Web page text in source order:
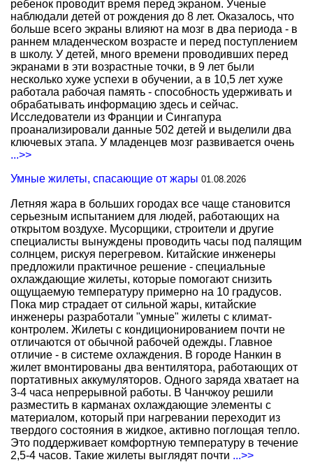
ребенок проводит время перед экраном. Ученые
наблюдали детей от рождения до 8 лет. Оказалось, что
больше всего экраны влияют на мозг в два периода - в
раннем младенческом возрасте и перед поступлением
в школу. У детей, много времени проводивших перед
экранами в эти возрастные точки, в 9 лет были
несколько хуже успехи в обучении, а в 10,5 лет хуже
работала рабочая память - способность удерживать и
обрабатывать информацию здесь и сейчас.
Исследователи из Франции и Сингапура
проанализировали данные 502 детей и выделили два
ключевых этапа. У младенцев мозг развивается очень
...>>
Умные жилеты, спасающие от жары 01.08.2026
Летняя жара в больших городах все чаще становится
серьезным испытанием для людей, работающих на
открытом воздухе. Мусорщики, строители и другие
специалисты вынуждены проводить часы под палящим
солнцем, рискуя перегревом. Китайские инженеры
предложили практичное решение - специальные
охлаждающие жилеты, которые помогают снизить
ощущаемую температуру примерно на 10 градусов.
Пока мир страдает от сильной жары, китайские
инженеры разработали "умные" жилеты с климат-
контролем. Жилеты с кондиционированием почти не
отличаются от обычной рабочей одежды. Главное
отличие - в системе охлаждения. В городе Нанкин в
жилет вмонтированы два вентилятора, работающих от
портативных аккумуляторов. Одного заряда хватает на
3-4 часа непрерывной работы. В Чанчжоу решили
разместить в карманах охлаждающие элементы с
материалом, который при нагревании переходит из
твердого состояния в жидкое, активно поглощая тепло.
Это поддерживает комфортную температуру в течение
2,5-4 часов. Такие жилеты выглядят почти ...>>